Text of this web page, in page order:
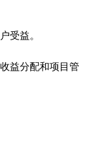
受益。
益分配和项目管